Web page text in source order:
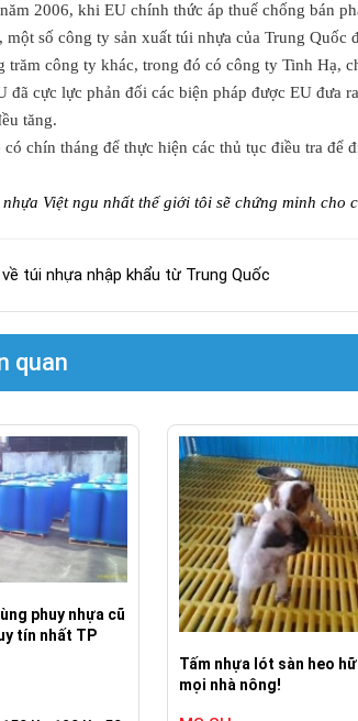
2006, khi EU chính thức áp thuế chống bán
một số công ty sản xuất túi nhựa của Trung Quốc
trăm công ty khác, trong đó có công ty Tinh Hạ,
đã cực lực phản đối các biện pháp được EU đưa
tăng.
có chín tháng để thực hiện các thủ tục điều tra
Việt ngu nhất thế giới tôi sẽ chứng minh cho
túi nhựa nhập khẩu từ Trung Quốc
quan
phuy nhựa cũ
tín nhất TP
Tấm nhựa lót sàn heo
mọi nhà nông!